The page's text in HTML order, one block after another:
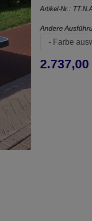
Artikel-Nr.:
Andere
2.737,00